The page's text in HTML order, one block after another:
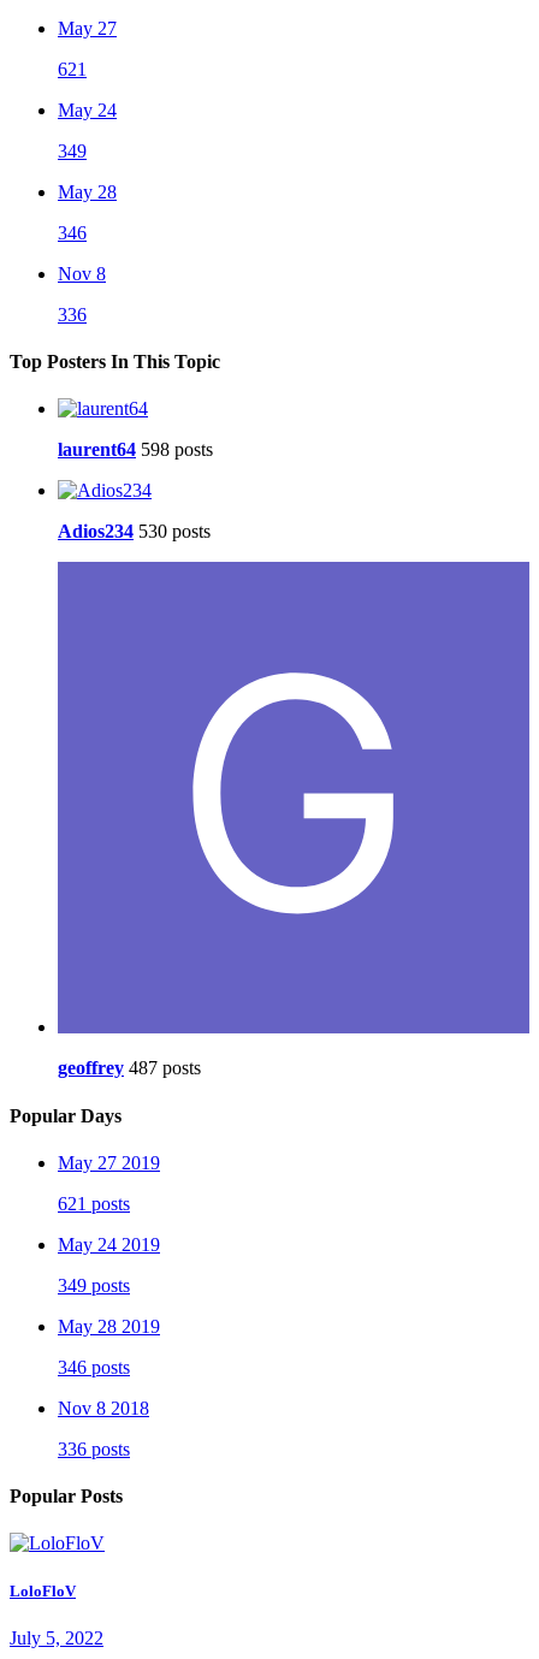
May 27
621
May 24
349
May 28
346
Nov 8
336
Top Posters In This Topic
laurent64 598 posts
Adios234 530 posts
geoffrey 487 posts
Popular Days
May 27 2019
621 posts
May 24 2019
349 posts
May 28 2019
346 posts
Nov 8 2018
336 posts
Popular Posts
LoloFloV
July 5, 2022